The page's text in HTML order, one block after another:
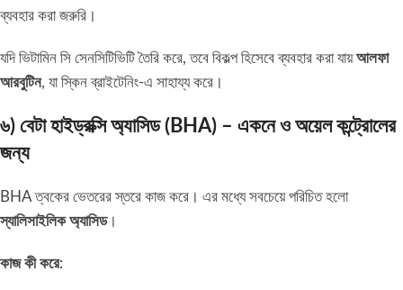
ব্যবহার করা জরুরি।
যদি ভিটামিন সি সেনসিটিভিটি তৈরি করে, তবে বিকল্প হিসেবে ব্যবহার করা যায়আলফা
আরবুটিন, যা স্কিন ব্রাইটেনিং-এ সাহায্য করে।
৬) বেটা হাইড্রক্সি অ্যাসিড (BHA) – একনে ও অয়েল কন্ট্রোলের
জন্য
BHA ত্বকের ভেতরের স্তরে কাজ করে। এর মধ্যে সবচেয়ে পরিচিত হলো
স্যালিসাইলিক অ্যাসিড।
কাজ কী করে: